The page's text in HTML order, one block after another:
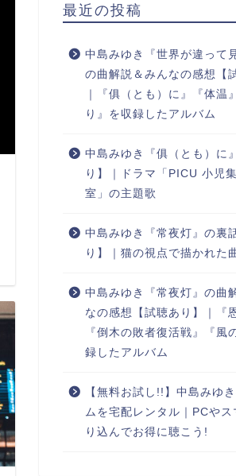
最近の投稿
中島みゆき『世界が違って
の曲解説＆みんなの感想【
｜『俱（とも）に』『体温
り』を収録したアルバム
中島みゆき『俱（とも）に
り】｜ドラマ「PICU 小児
室」の主題歌
中島みゆき『常夜灯』の裏
り】｜猫の視点で描かれた
中島みゆき『常夜灯』の曲
なの感想【試聴あり】｜『
『倒木の敗者復活戦』『風
録したアルバム
【無料お試し!!】中島みゆ
ムを宅配レンタル｜PCやス
り込んでお得に聴こう!